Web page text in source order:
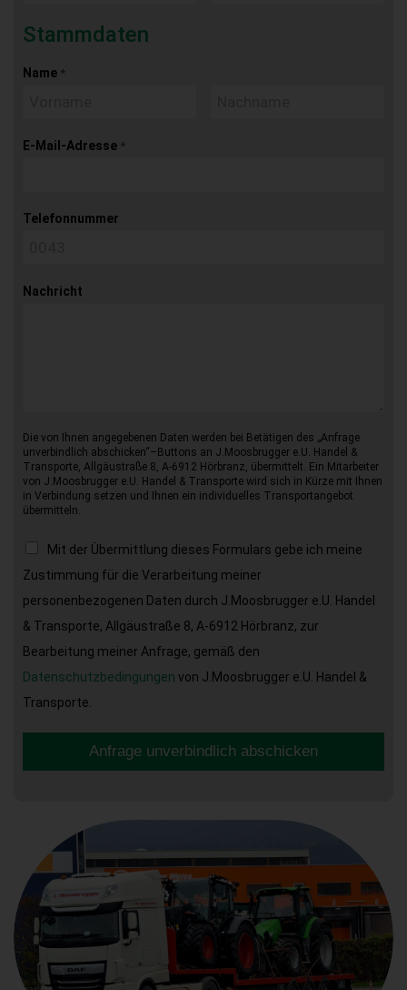
Stammdaten
Name *
E-Mail-Adresse *
Telefonnummer
Nachricht
Die von Ihnen angegebenen Daten werden bei Betätigen des „Anfrage
unverbindlich abschicken“–Buttons an J.Moosbrugger e.U. Handel &
Transporte, Allgäustraße 8, A-6912 Hörbranz, übermittelt. Ein Mitarbeiter
von J.Moosbrugger e.U. Handel & Transporte wird sich in Kürze mit Ihnen
in Verbindung setzen und Ihnen ein individuelles Transportangebot
übermitteln.
Mit der Übermittlung dieses Formulars gebe ich meine
Zustimmung für die Verarbeitung meiner
personenbezogenen Daten durch J.Moosbrugger e.U. Handel
& Transporte, Allgäustraße 8, A-6912 Hörbranz, zur
Bearbeitung meiner Anfrage, gemäß den
Datenschutzbedingungen von J.Moosbrugger e.U. Handel &
Transporte.
Anfrage unverbindlich abschicken